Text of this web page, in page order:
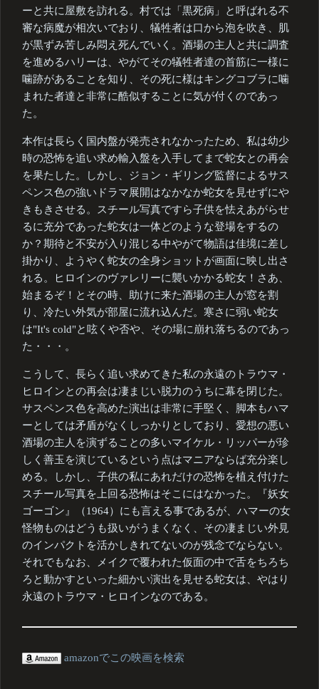
ーと共に屋敷を訪れる。村では「黒死病」と呼ばれる不
審な病魔が相次いでおり、犠牲者は口から泡を吹き、肌
が黒ずみ苦しみ悶え死んでいく。酒場の主人と共に調査
を進めるハリーは、やがてその犠牲者達の首筋に一様に
噛跡があることを知り、その死に様はキングコブラに噛
まれた者達と非常に酷似することに気が付くのであっ
た。
本作は長らく国内盤が発売されなかったため、私は幼少
時の恐怖を追い求め輸入盤を入手してまで蛇女との再会
を果たした。しかし、ジョン・ギリング監督によるサス
ペンス色の強いドラマ展開はなかなか蛇女を見せずにや
きもきさせる。スチール写真ですら子供を怯えあがらせ
るに充分であった蛇女は一体どのような登場をするの
か？期待と不安が入り混じる中やがて物語は佳境に差し
掛かり、ようやく蛇女の全身ショットが画面に映し出さ
れる。ヒロインのヴァレリーに襲いかかる蛇女！さあ、
始まるぞ！とその時、助けに来た酒場の主人が窓を割
り、冷たい外気が部屋に流れ込んだ。寒さに弱い蛇女
は"It's cold"と呟くや否や、その場に崩れ落ちるのであっ
た・・・。
こうして、長らく追い求めてきた私の永遠のトラウマ・
ヒロインとの再会は凄まじい脱力のうちに幕を閉じた。
サスペンス色を高めた演出は非常に手堅く、脚本もハマ
ーとしては矛盾がなくしっかりとしており、愛想の悪い
酒場の主人を演ずることの多いマイケル・リッパーが珍
しく善玉を演じているという点はマニアならば充分楽し
める。しかし、子供の私にあれだけの恐怖を植え付けた
スチール写真を上回る恐怖はそこにはなかった。『妖女
ゴーゴン』（1964）にも言える事であるが、ハマーの女
怪物ものはどうも扱いがうまくなく、その凄まじい外見
のインパクトを活かしきれてないのが残念でならない。
それでもなお、メイクで覆われた仮面の中で舌をちろち
ろと動かすといった細かい演出を見せる蛇女は、やはり
永遠のトラウマ・ヒロインなのである。
amazonでこの映画を検索